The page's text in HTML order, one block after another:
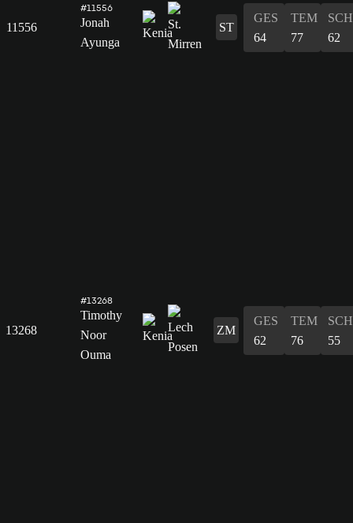
11556
#11556
Jonah
Ayunga
ST
GES
64
TEM
77
SCH
62
13268
#13268
Timothy
Noor
Ouma
ZM
GES
62
TEM
76
SCH
55